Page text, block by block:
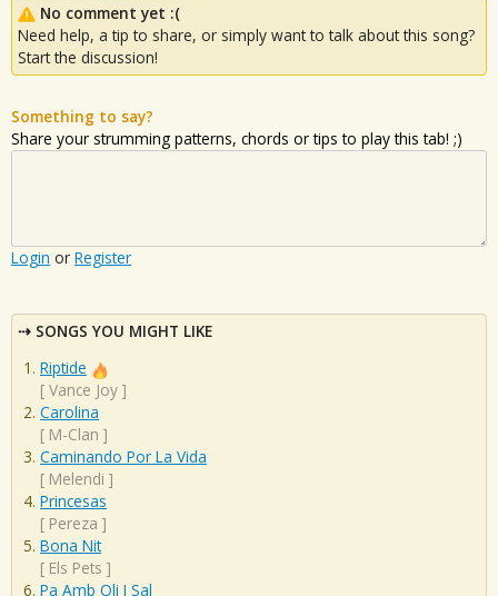
No comment yet :(
Need help, a tip to share, or simply want to talk about this song?
Start the discussion!
Something to say?
Share your strumming patterns, chords or tips to play this tab! ;)
Login or Register
SONGS YOU MIGHT LIKE
Riptide
[ Vance Joy ]
Carolina
[ M-Clan ]
Caminando Por La Vida
[ Melendi ]
Princesas
[ Pereza ]
Bona Nit
[ Els Pets ]
Pa Amb Oli I Sal